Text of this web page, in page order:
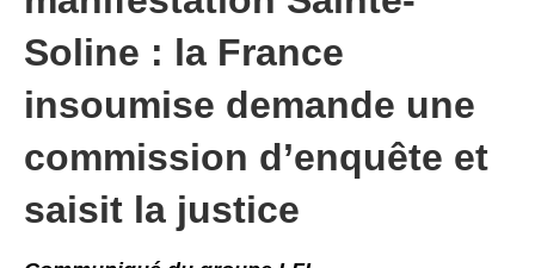
Soline : la France
insoumise demande une
commission d’enquête et
saisit la justice